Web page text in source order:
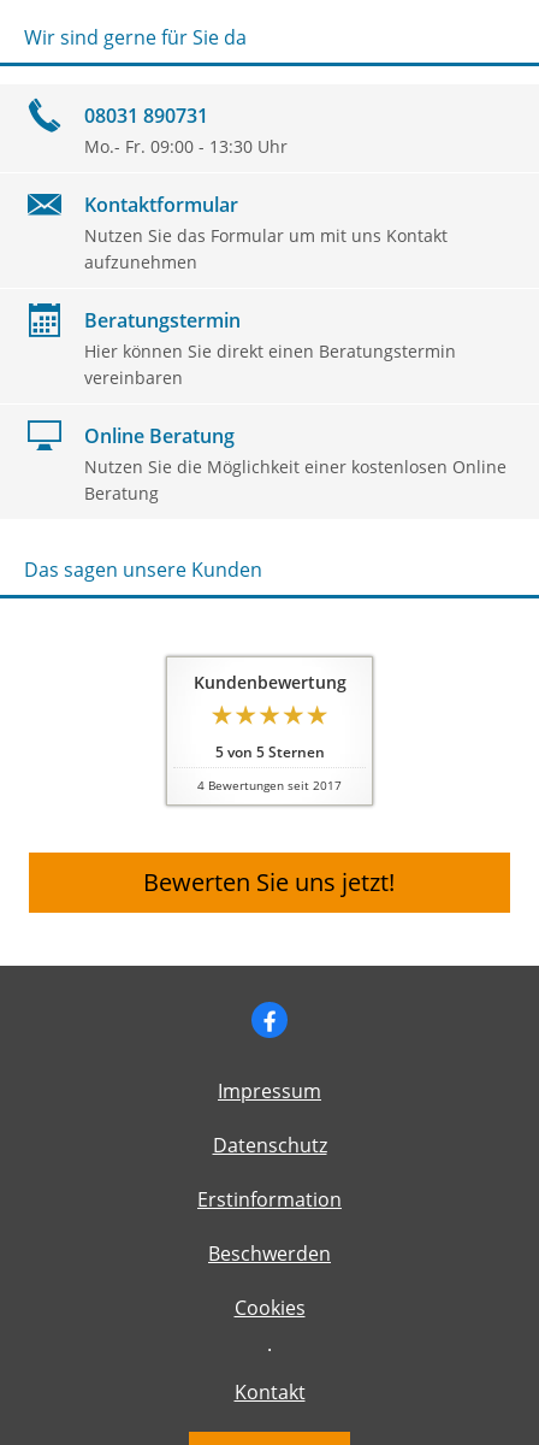
Wir sind gerne für Sie da
08031 890731
Mo.- Fr. 09:00 - 13:30 Uhr
Kontaktformular
Nutzen Sie das Formular um mit uns Kontakt
aufzunehmen
Beratungstermin
Hier können Sie direkt einen Beratungstermin
vereinbaren
Online Beratung
Nutzen Sie die Möglichkeit einer kostenlosen Online
Beratung
Das sagen unsere Kunden
Kundenbewertung
5von 5Sternen
4 Bewertungen seit 2017
Bewerten Sie uns jetzt!
Impressum
Datenschutz
Erstinformation
Beschwerden
Cookies
·
Kontakt